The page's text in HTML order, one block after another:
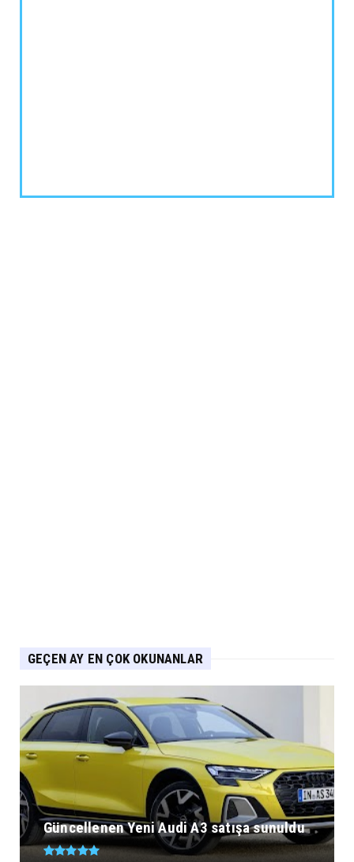
GEÇEN AY EN ÇOK OKUNANLAR
Güncellenen Yeni Audi A3 satışa sunuldu